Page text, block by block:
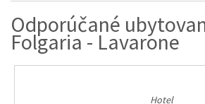
Odporúčané
Folgaria - Lavarone
Hotel